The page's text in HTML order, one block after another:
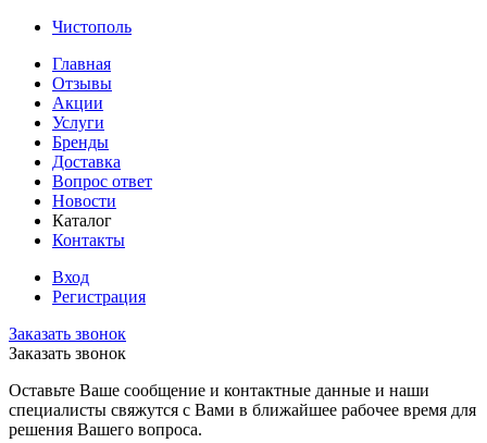
Чистополь
Главная
Отзывы
Акции
Услуги
Бренды
Доставка
Вопрос ответ
Новости
Каталог
Контакты
Вход
Регистрация
Заказать звонок
Заказать звонок
Оставьте Ваше сообщение и контактные данные и наши
специалисты свяжутся с Вами в ближайшее рабочее время для
решения Вашего вопроса.